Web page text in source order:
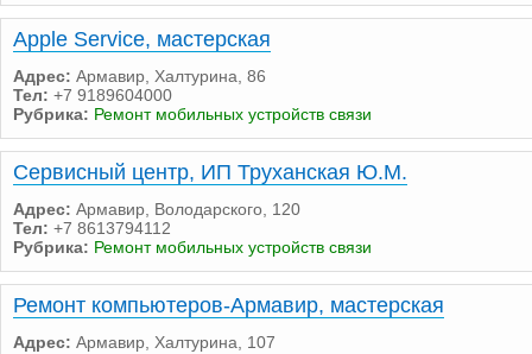
Apple Service, мастерская
Адрес: Армавир, Халтурина, 86
Тел: +7 9189604000
Рубрика: Ремонт мобильных устройств связи
Сервисный центр, ИП Труханская Ю.М.
Адрес: Армавир, Володарского, 120
Тел: +7 8613794112
Рубрика: Ремонт мобильных устройств связи
Ремонт компьютеров-Армавир, мастерская
Адрес: Армавир, Халтурина, 107